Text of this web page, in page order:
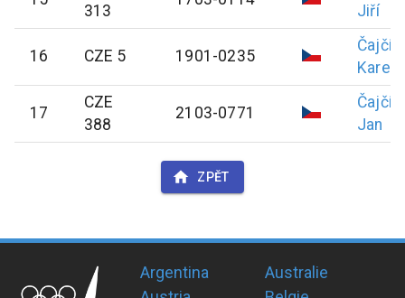
313
Jiří
16 CZE 5 1901-0235
Čajčík
Karel
17
CZE
388
2103-0771
Čajčík
Jan
ZPĚT
Argentina
Australie